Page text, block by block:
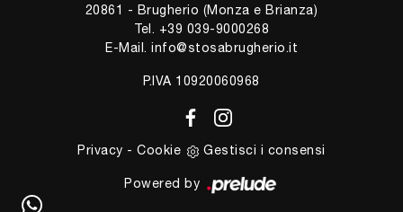
20861 - Brugherio (Monza e Brianza)
Tel. +39 039-9000268
E-Mail. info@stosabrugherio.it
P.IVA 10920060968
Privacy -Cookie Gestisci i consensi
Powered by